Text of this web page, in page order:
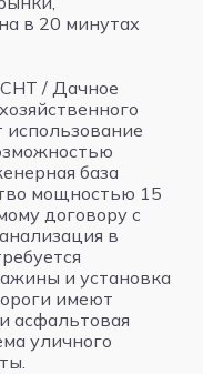
в 20 минутах
/ Дачное
использование
база
мощностью 15
договору с
в
и установка
имеют
асфальтовая
уличного